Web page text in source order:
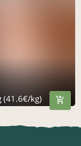
(41.6€/kg)